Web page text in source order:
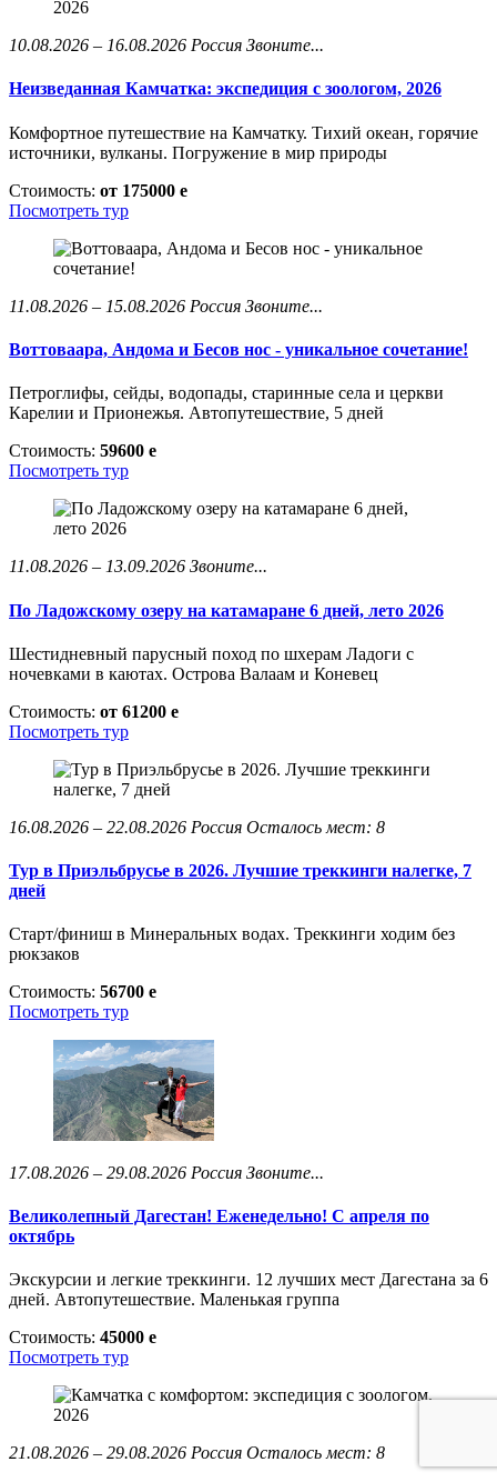
10.08.2026 – 16.08.2026 Россия Звоните...
Неизведанная Камчатка: экспедиция с зоологом, 2026
Комфортное путешествие на Камчатку. Тихий океан, горячие
источники, вулканы. Погружение в мир природы
Стоимость: от 175000 e
Посмотреть тур
11.08.2026 – 15.08.2026 Россия Звоните...
Воттоваара, Андома и Бесов нос - уникальное сочетание!
Петроглифы, сейды, водопады, старинные села и церкви
Карелии и Прионежья. Автопутешествие, 5 дней
Стоимость: 59600 e
Посмотреть тур
11.08.2026 – 13.09.2026 Звоните...
По Ладожскому озеру на катамаране 6 дней, лето 2026
Шестидневный парусный поход по шхерам Ладоги с
ночевками в каютах. Острова Валаам и Коневец
Стоимость: от 61200 e
Посмотреть тур
16.08.2026 – 22.08.2026 Россия Осталось мест: 8
Тур в Приэльбрусье в 2026. Лучшие треккинги налегке, 7
дней
Старт/финиш в Минеральных водах. Треккинги ходим без
рюкзаков
Стоимость: 56700 e
Посмотреть тур
17.08.2026 – 29.08.2026 Россия Звоните...
Великолепный Дагестан! Еженедельно! С апреля по
октябрь
Экскурсии и легкие треккинги. 12 лучших мест Дагестана за 6
дней. Автопутешествие. Маленькая группа
Стоимость: 45000 e
Посмотреть тур
21.08.2026 – 29.08.2026 Россия Осталось мест: 8